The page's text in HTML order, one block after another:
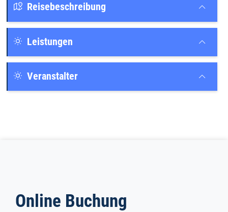
Reisebeschreibung
Leistungen
Veranstalter
Online Buchung